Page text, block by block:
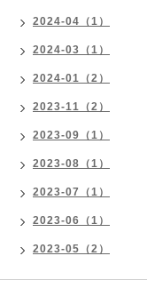
2024-04（1）
2024-03（1）
2024-01（2）
2023-11（2）
2023-09（1）
2023-08（1）
2023-07（1）
2023-06（1）
2023-05（2）